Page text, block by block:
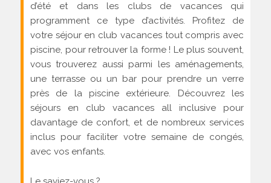
d’été et dans les clubs de vacances qui
programment ce type d’activités. Profitez de
votre séjour en club vacances tout compris avec
piscine, pour retrouver la forme ! Le plus souvent,
vous trouverez aussi parmi les aménagements,
une terrasse ou un bar pour prendre un verre
près de la piscine extérieure. Découvrez les
séjours en club vacances all inclusive pour
davantage de confort, et de nombreux services
inclus pour faciliter votre semaine de congés,
avec vos enfants.